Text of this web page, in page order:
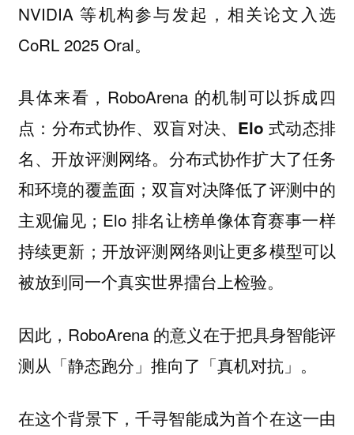
NVIDIA 等机构参与发起，相关论文入选
CoRL 2025 Oral。
具体来看，RoboArena 的机制可以拆成四
点： 分布式协作、双盲对决、Elo 式动态排
名、开放评测网络。 分布式协作扩大了任务
和环境的覆盖面；双盲对决降低了评测中的
主观偏见；Elo 排名让榜单像体育赛事一样
持续更新；开放评测网络则让更多模型可以
被放到同一个真实世界擂台上检验。
因此，RoboArena 的意义在于把具身智能评
测从「静态跑分」推向了「真机对抗」。
在这个背景下，千寻智能成为首个在这一由